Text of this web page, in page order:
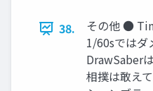
38.
その他 ●
1/60sでは
DrawSaber
相撲は敢え